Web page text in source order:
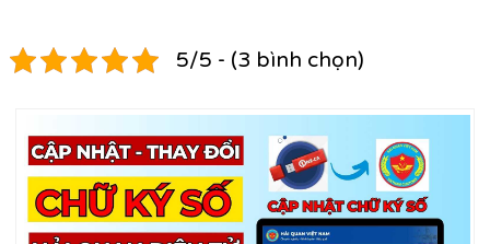
5/5 - (3 bình chọn)